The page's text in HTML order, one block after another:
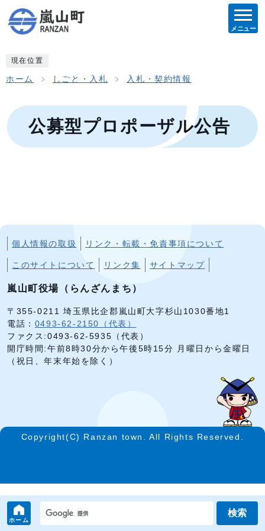
ホーム
検索
メニュー
現在位置
ホーム しごと・入札 入札・契約情報
公募型プロポーザル公告
個人情報の取扱 リンク・転載・免責事項について
このサイトについて リンク集 サイトマップ
嵐山町役場（らんざんまち）
〒355-0211 埼玉県比企郡嵐山町大字杉山1030番地1
電話： 0493-62-2150（代表）
ファクス:0493-62-5935（代表）
開庁時間:午前8時30分から午後5時15分 月曜日から金曜日
（祝日、年末年始を除く）
Copyright(C) Ranzan town. All Rights Reserved.